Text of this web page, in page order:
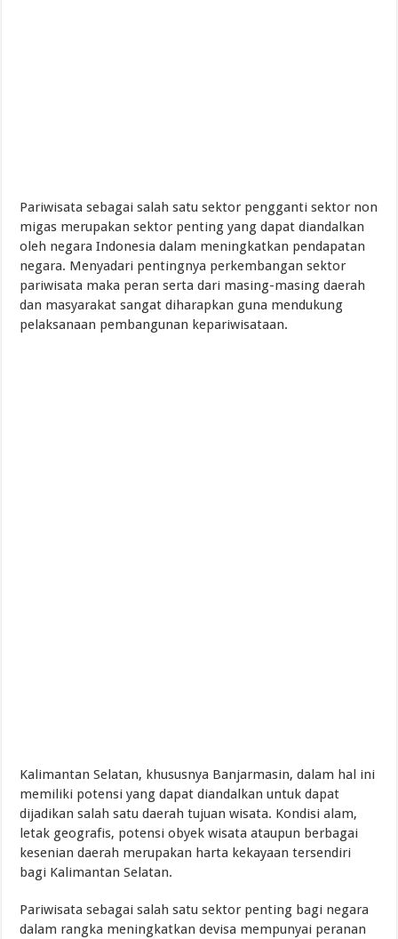
Pariwisata sebagai salah satu sektor pengganti sektor non
migas merupakan sektor penting yang dapat diandalkan
oleh negara Indonesia dalam meningkatkan pendapatan
negara. Menyadari pentingnya perkembangan sektor
pariwisata maka peran serta dari masing-masing daerah
dan masyarakat sangat diharapkan guna mendukung
pelaksanaan pembangunan kepariwisataan.
Kalimantan Selatan, khususnya Banjarmasin, dalam hal ini
memiliki potensi yang dapat diandalkan untuk dapat
dijadikan salah satu daerah tujuan wisata. Kondisi alam,
letak geografis, potensi obyek wisata ataupun berbagai
kesenian daerah merupakan harta kekayaan tersendiri
bagi Kalimantan Selatan.
Pariwisata sebagai salah satu sektor penting bagi negara
dalam rangka meningkatkan devisa mempunyai peranan